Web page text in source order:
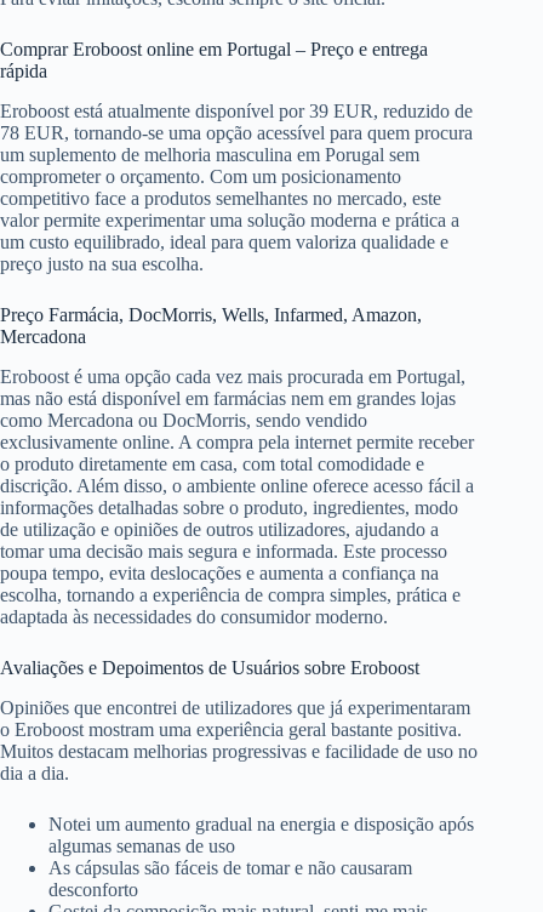
Comprar Eroboost online em Portugal – Preço e entrega
rápida
Eroboost está atualmente disponível por 39 EUR, reduzido de
78 EUR, tornando-se uma opção acessível para quem procura
um suplemento de melhoria masculina em Porugal sem
comprometer o orçamento. Com um posicionamento
competitivo face a produtos semelhantes no mercado, este
valor permite experimentar uma solução moderna e prática a
um custo equilibrado, ideal para quem valoriza qualidade e
preço justo na sua escolha.
Preço Farmácia, DocMorris, Wells, Infarmed, Amazon,
Mercadona
Eroboost é uma opção cada vez mais procurada em Portugal,
mas não está disponível em farmácias nem em grandes lojas
como Mercadona ou DocMorris, sendo vendido
exclusivamente online. A compra pela internet permite receber
o produto diretamente em casa, com total comodidade e
discrição. Além disso, o ambiente online oferece acesso fácil a
informações detalhadas sobre o produto, ingredientes, modo
de utilização e opiniões de outros utilizadores, ajudando a
tomar uma decisão mais segura e informada. Este processo
poupa tempo, evita deslocações e aumenta a confiança na
escolha, tornando a experiência de compra simples, prática e
adaptada às necessidades do consumidor moderno.
Avaliações e Depoimentos de Usuários sobre Eroboost
Opiniões que encontrei de utilizadores que já experimentaram
o Eroboost mostram uma experiência geral bastante positiva.
Muitos destacam melhorias progressivas e facilidade de uso no
dia a dia.
Notei um aumento gradual na energia e disposição após
algumas semanas de uso
As cápsulas são fáceis de tomar e não causaram
desconforto